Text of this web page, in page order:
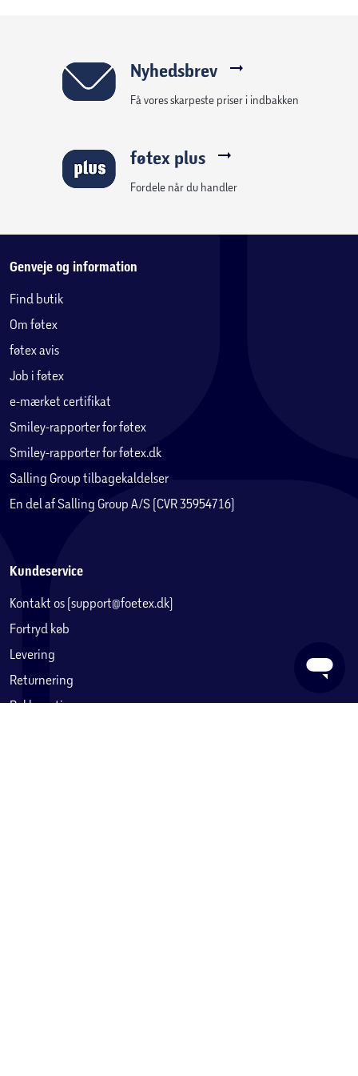
Nyhedsbrev
Få vores skarpeste priser i indbakken
føtex plus
Fordele når du handler
Genveje og information
Find butik
Om føtex
føtex avis
Job i føtex
e-mærket certifikat
Smiley-rapporter for føtex
Smiley-rapporter for føtex.dk
Salling Group tilbagekaldelser
En del af Salling Group A/S (CVR 35954716)
Kundeservice
Kontakt os (support@foetex.dk)
Fortryd køb
Levering
Returnering
Reklamation